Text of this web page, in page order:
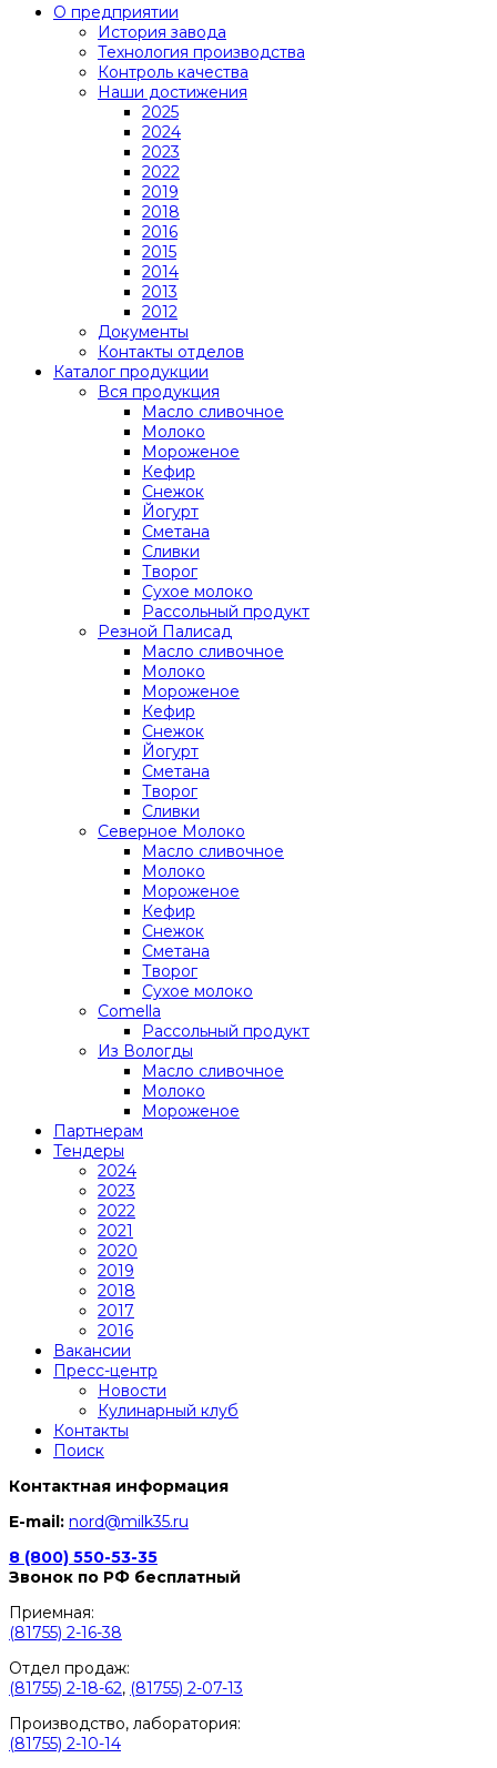
О предприятии
История завода
Технология производства
Контроль качества
Наши достижения
2025
2024
2023
2022
2019
2018
2016
2015
2014
2013
2012
Документы
Контакты отделов
Каталог продукции
Вся продукция
Масло сливочное
Молоко
Мороженое
Кефир
Снежок
Йогурт
Сметана
Сливки
Творог
Сухое молоко
Рассольный продукт
Резной Палисад
Масло сливочное
Молоко
Мороженое
Кефир
Снежок
Йогурт
Сметана
Творог
Сливки
Северное Молоко
Масло сливочное
Молоко
Мороженое
Кефир
Снежок
Сметана
Творог
Сухое молоко
Comеlla
Рассольный продукт
Из Вологды
Масло сливочное
Молоко
Мороженое
Партнерам
Тендеры
2024
2023
2022
2021
2020
2019
2018
2017
2016
Вакансии
Пресс-центр
Новости
Кулинарный клуб
Контакты
Поиск
Контактная информация
E-mail: nord@milk35.ru
8 (800) 550-53-35
Звонок по РФ бесплатный
Приемная:
(81755) 2-16-38
Отдел продаж:
(81755) 2-18-62, (81755) 2-07-13
Производство, лаборатория:
(81755) 2-10-14